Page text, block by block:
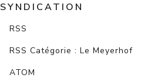
SYNDICATION
RSS
RSS Catégorie : Le Meyerhof
ATOM